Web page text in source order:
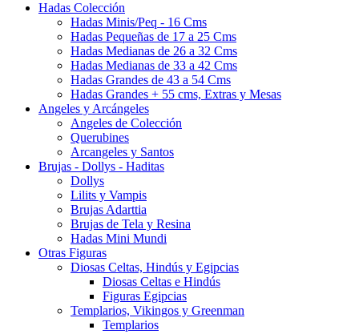
Hadas Colección
Hadas Minis/Peq - 16 Cms
Hadas Pequeñas de 17 a 25 Cms
Hadas Medianas de 26 a 32 Cms
Hadas Medianas de 33 a 42 Cms
Hadas Grandes de 43 a 54 Cms
Hadas Grandes + 55 cms, Extras y Mesas
Angeles y Arcángeles
Angeles de Colección
Querubines
Arcangeles y Santos
Brujas - Dollys - Haditas
Dollys
Lilits y Vampis
Brujas Adarttia
Brujas de Tela y Resina
Hadas Mini Mundi
Otras Figuras
Diosas Celtas, Hindús y Egipcias
Diosas Celtas e Hindús
Figuras Egipcias
Templarios, Vikingos y Greenman
Templarios